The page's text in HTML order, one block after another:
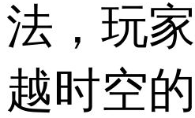
法，玩
越时空